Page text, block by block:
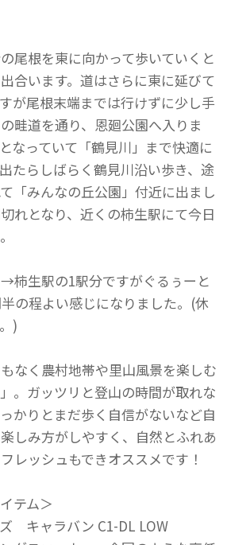
尾根を東に向かって歩いていくと
合います。道はさらに東に延びて
が尾根末端までは行けずに少し手
畦道を通り、恩廻公園へ入りま
なっていて「鶴見川」まで快適に
たらしばらく鶴見川沿い歩き、途
「みんなの丘公園」付近に出まし
れとなり、近くの柿生駅にて今日
柿生駅の1駅分ですがぐるぅーと
の程よい感じになりました。(休
)
なく農村地帯や里山風景を楽しむ
。ガッツリと登山の時間が取れな
かりとまだ歩く自信がないなど自
しみ方がしやすく、自然とふれあ
レッシュもできオススメです！
テム＞
キャラバン C1-DL LOW